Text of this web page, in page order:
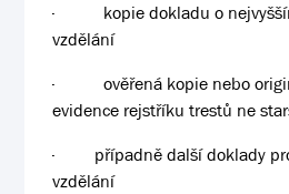
·
kopie dokladu o
vzdělání
·
ověřená kopie nebo
evidence rejstříku trestů ne
·
případně další doklady
vzdělání